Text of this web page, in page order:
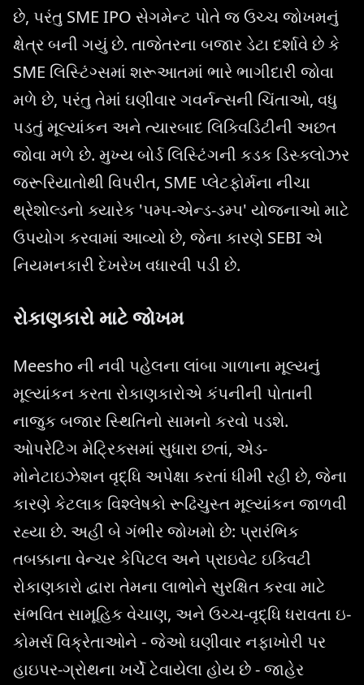
છે, પરંતુ SME IPO સેગમેન્ટ પોતે જ ઉચ્ચ જોખમનું
ક્ષેત્ર બની ગયું છે. તાજેતરના બજાર ડેટા દર્શાવે છે કે
SME લિસ્ટિંગ્સમાં શરૂઆતમાં ભારે ભાગીદારી જોવા
મળે છે, પરંતુ તેમાં ઘણીવાર ગવર્નન્સની ચિંતાઓ, વધુ
પડતું મૂલ્યાંકન અને ત્યારબાદ લિક્વિડિટીની અછત
જોવા મળે છે. મુખ્ય બોર્ડ લિસ્ટિંગની કડક ડિસ્ક્લોઝર
જરૂરિયાતોથી વિપરીત, SME પ્લેટફોર્મના નીચા
થ્રેશોલ્ડનો ક્યારેક 'પમ્પ-એન્ડ-ડમ્પ' યોજનાઓ માટે
ઉપયોગ કરવામાં આવ્યો છે, જેના કારણે SEBI એ
નિયમનકારી દેખરેખ વધારવી પડી છે.
રોકાણકારો માટે જોખમ
Meesho ની નવી પહેલના લાંબા ગાળાના મૂલ્યનું
મૂલ્યાંકન કરતા રોકાણકારોએ કંપનીની પોતાની
નાજુક બજાર સ્થિતિનો સામનો કરવો પડશે.
ઓપરેટિંગ મેટ્રિક્સમાં સુધારા છતાં, એડ-
મોનેટાઇઝેશન વૃદ્ધિ અપેક્ષા કરતાં ધીમી રહી છે, જેના
કારણે કેટલાક વિશ્લેષકો રૂઢિચુસ્ત મૂલ્યાંકન જાળવી
રહ્યા છે. અહીં બે ગંભીર જોખમો છે: પ્રારંભિક
તબક્કાના વેન્ચર કેપિટલ અને પ્રાઇવેટ ઇક્વિટી
રોકાણકારો દ્વારા તેમના લાભોને સુરક્ષિત કરવા માટે
સંભવિત સામૂહિક વેચાણ, અને ઉચ્ચ-વૃદ્ધિ ધરાવતા ઇ-
કોમર્સ વિક્રેતાઓને - જેઓ ઘણીવાર નફાખોરી પર
હાઇપર-ગ્રોથના ખર્ચે ટેવાયેલા હોય છે - જાહેર